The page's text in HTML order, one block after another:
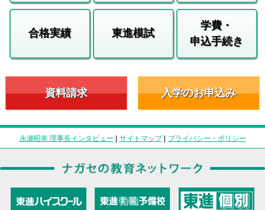
合格実績 東進模試
学費・
申込手続き
資料請求 入学のお申込み
永瀬昭幸 理事長インタビュー | サイトマップ| プライバシー・ポリシー